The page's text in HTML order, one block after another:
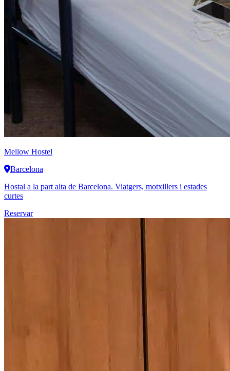
Mellow Hostel
Barcelona
Hostal a la part alta de Barcelona. Viatgers, motxillers i estades
curtes
Reservar